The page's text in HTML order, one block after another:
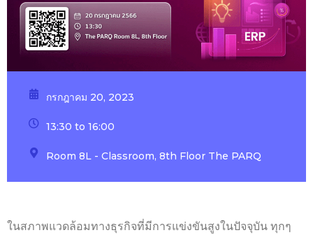
กรกฎาคม 20, 2023
13:30 to 16:00
Room 8L - Classroom, 8th Floor The PARQ
ในสภาพแวดล้อมทางธุรกิจที่มีการแข่งขันสูงในปัจจุบัน ทุกๆ